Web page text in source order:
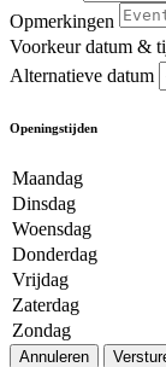
Opmerkingen
Voorkeur datum &
Alternatieve datum
Openingstijden
Maandag
Dinsdag
Woensdag
Donderdag
Vrijdag
Zaterdag
Zondag
Annuleren